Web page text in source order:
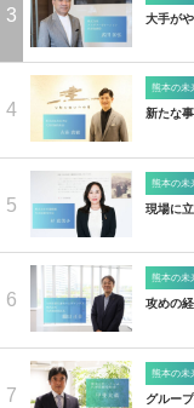
3 大手が
4
熊本の未
新たな
5
熊本の未
現場に
6
熊本の未
攻めの
7
熊本の未
グルー